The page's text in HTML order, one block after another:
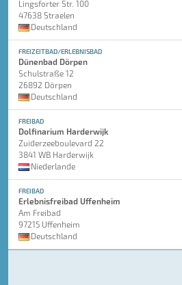
Lingsforter Str. 100
47638 Straelen
Deutschland
FREIZEITBAD/ERLEBNISBAD
Dünenbad Dörpen
Schulstraße 12
26892 Dörpen
Deutschland
FREIBAD
Dolfinarium Harderwijk
Zuiderzeeboulevard 22
3841 WB Harderwijk
Niederlande
FREIBAD
Erlebnisfreibad Uffenheim
Am Freibad
97215 Uffenheim
Deutschland